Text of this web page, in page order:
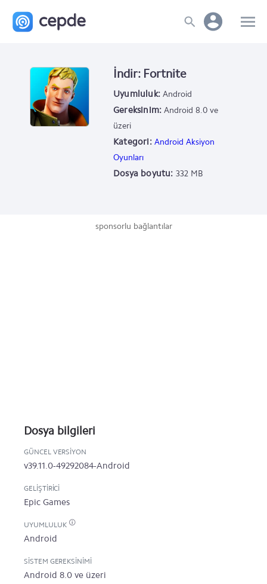
İndir: Fortnite
Uyumluluk: Android
Gereksinim: Android 8.0 ve
üzeri
Kategori: Android Aksiyon
Oyunları
Dosya boyutu: 332 MB
sponsorlu bağlantılar
Dosya bilgileri
GÜNCEL VERSIYON
v39.11.0-49292084-Android
GELIŞTIRICI
Epic Games
UYUMLULUK
Android
SISTEM GEREKSINIMI
Android 8.0 ve üzeri